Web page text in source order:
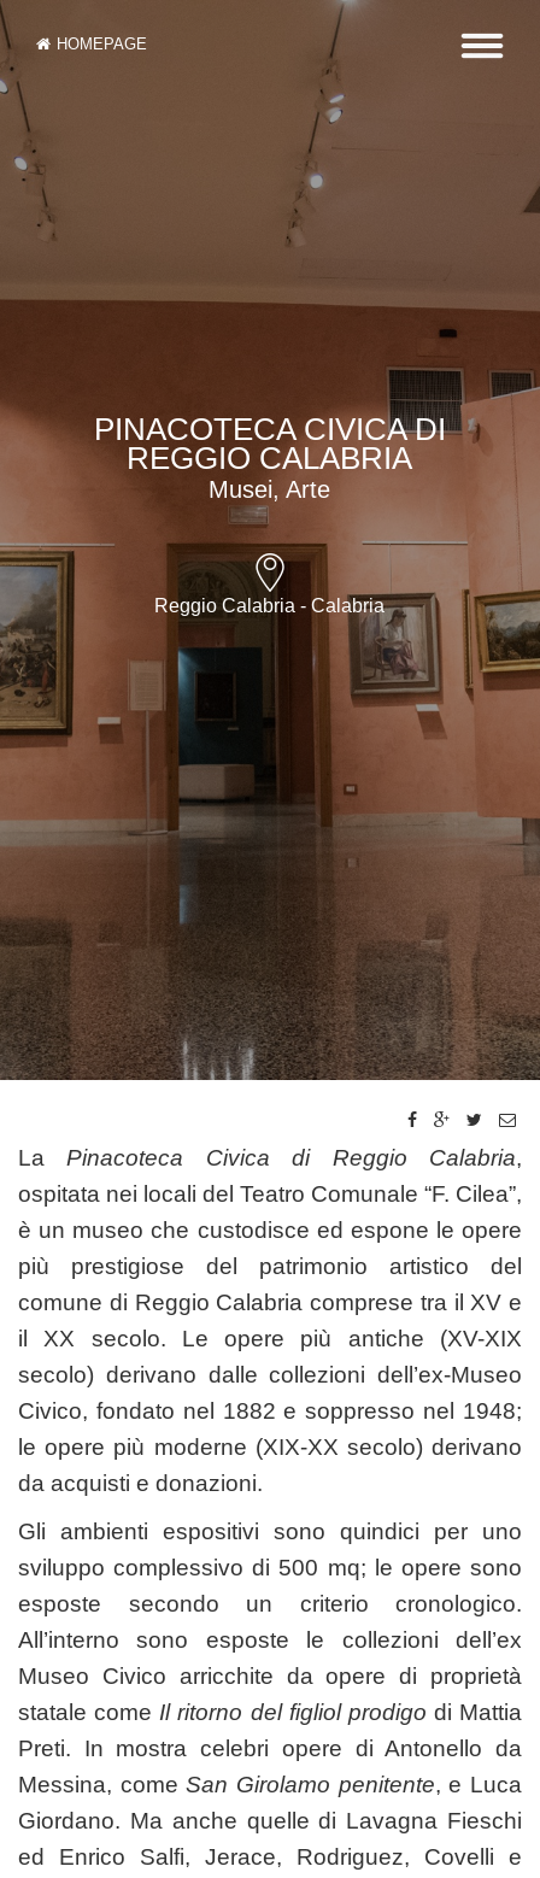
HOMEPAGE
PINACOTECA CIVICA DI
REGGIO CALABRIA
Musei, Arte
Reggio Calabria - Calabria
LaPinacoteca Civica di Reggio Calabria,
ospitata nei locali del Teatro Comunale “F. Cilea”,
è un museo che custodisce ed espone le opere
più prestigiose del patrimonio artistico del
comune di Reggio Calabria comprese tra il XV e
il XX secolo. Le opere più antiche (XV-XIX
secolo) derivano dalle collezioni dell’ex-Museo
Civico, fondato nel 1882 e soppresso nel 1948;
le opere più moderne (XIX-XX secolo) derivano
da acquisti e donazioni.
Gli ambienti espositivi sono quindici per uno
sviluppo complessivo di 500 mq; le opere sono
esposte secondo un criterio cronologico.
All’interno sono esposte le collezioni dell’ex
Museo Civico arricchite da opere di proprietà
statale come Il ritorno del figliol prodigo di Mattia
Preti. In mostra celebri opere di Antonello da
Messina, comeSan Girolamo penitente, e Luca
Giordano. Ma anche quelle di Lavagna Fieschi
ed Enrico Salfi, Jerace, Rodriguez, Covelli e